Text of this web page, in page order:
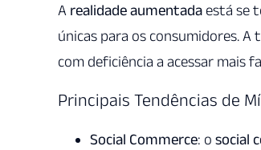
A realidade aumentada está se
únicas para os consumidores.
com deficiência a acessar mais
Principais Tendências de
Social Commerce: o social